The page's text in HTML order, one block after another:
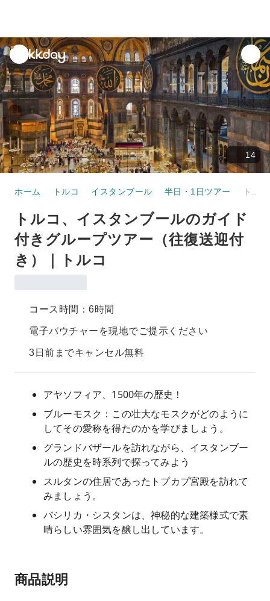
unread
notifications
14
ホーム トルコ イスタンブール 半日・1日ツアー
トルコ、イスタンブールのガイド
付きグループツアー（往復送迎付
き）｜トルコ
コース時間：6時間
電子バウチャーを現地でご提示ください
3日前までキャンセル無料
アヤソフィア、1500年の歴史！
ブルーモスク：この壮大なモスクがどのように
してその愛称を得たのかを学びましょう。
グランドバザールを訪れながら、イスタンブー
ルの歴史を時系列で探ってみよう
スルタンの住居であったトプカプ宮殿を訪れて
みましょう。
バシリカ・シスタンは、神秘的な建築様式で素
晴らしい雰囲気を醸し出しています。
商品説明